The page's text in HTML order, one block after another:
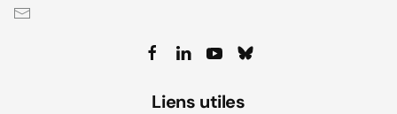
Liens utiles